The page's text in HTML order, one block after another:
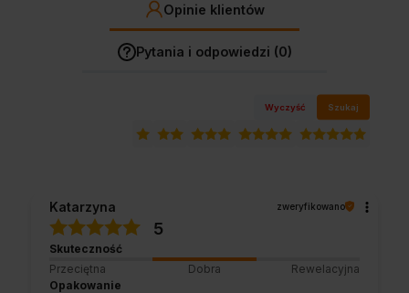
Opinie klientów
Pytania i odpowiedzi (0)
Wyczyść Szukaj
Katarzyna zweryfikowano
5
Skuteczność
Przeciętna
Dobra
Rewelacyjna
Opakowanie